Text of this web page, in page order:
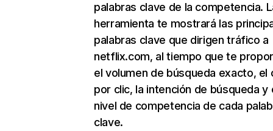
palabras clave de la competencia.
herramienta te mostrará las
palabras clave que dirigen tráfico a
netflix.com, al tiempo que te
el volumen de búsqueda exacto, el
por clic, la intención de búsqueda y
nivel de competencia de cada
clave.